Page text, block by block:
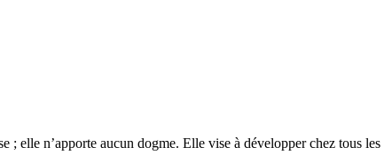
; elle n’apporte aucun dogme. Elle vise à développer chez tous les